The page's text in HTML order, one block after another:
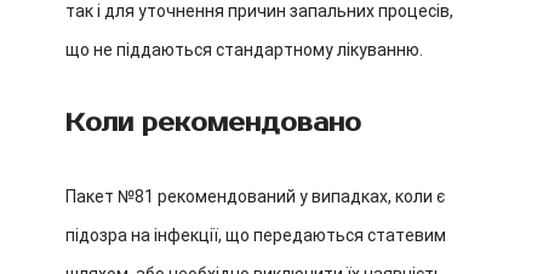
так і для уточнення причин запальних процесів,
що не піддаються стандартному лікуванню.
Коли рекомендовано
Пакет №81 рекомендований у випадках, коли є
підозра на інфекції, що передаються статевим